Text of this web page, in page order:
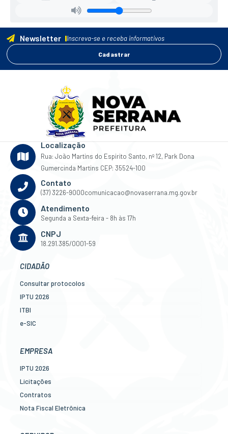
Newsletter Inscreva-se e receba informativos
Cadastrar
Localização
Rua: João Martins do Espirito Santo, nº 12, Park Dona
Gumercinda Martins CEP: 35524-100
Contato
(37) 3226-9000comunicacao@novaserrana.mg.gov.br
Atendimento
Segunda a Sexta-feira - 8h às 17h
CNPJ
18.291.385/0001-59
CIDADÃO
Consultar protocolos
IPTU 2026
ITBI
e-SIC
Legislação
EMPRESA
IPTU 2026
Licitações
Contratos
Nota Fiscal Eletrônica